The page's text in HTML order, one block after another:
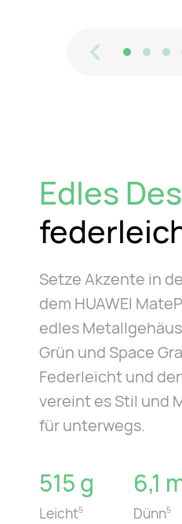
Edles
Setze Akzente in
dem HUAWEI
edles
Grün und Space
Federleicht und
vereint es Stil und
für unterwegs.
Leicht5
515 g
Dünn5
6,1